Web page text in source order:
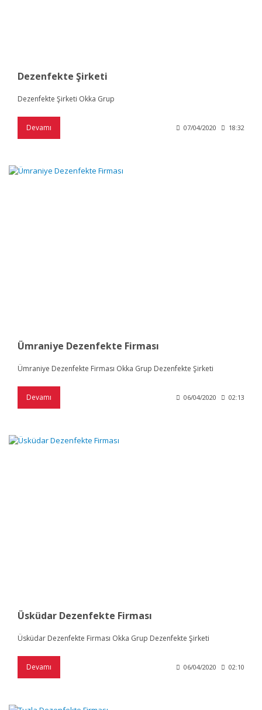
Dezenfekte Şirketi
Dezenfekte Şirketi Okka Grup
Devamı 07/04/2020 18:32
Ümraniye Dezenfekte Firması
Ümraniye Dezenfekte Firması Okka Grup Dezenfekte Şirketi
Devamı 06/04/2020 02:13
Üsküdar Dezenfekte Firması
Üsküdar Dezenfekte Firması Okka Grup Dezenfekte Şirketi
Devamı 06/04/2020 02:10